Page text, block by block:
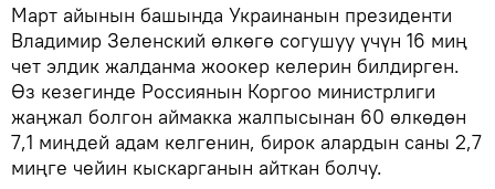
Март айынын башында Украинанын президенти
Владимир Зеленский өлкөгө согушуу үчүн 16 миң
чет элдик жалданма жоокер келерин билдирген.
Өз кезегинде Россиянын Коргоо министрлиги
жаңжал болгон аймакка жалпысынан 60 өлкөдөн
7,1 миңдей адам келгенин, бирок алардын саны 2,7
миңге чейин кыскарганын айткан болчу.